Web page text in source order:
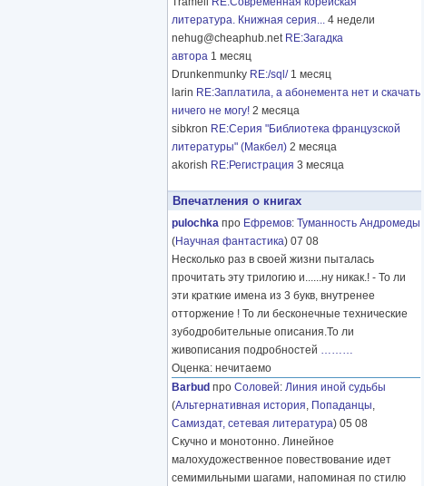
литература. Книжная серия... 4 недели
nehug@cheaphub.net RE:Загадка
автора 1 месяц
Drunkenmunky RE:/sql/ 1 месяц
larin RE:Заплатила, а абонемента нет и скачать
ничего не могу! 2 месяца
sibkron RE:Серия "Библиотека французской
литературы" (Макбел) 2 месяца
akorish RE:Регистрация 3 месяца
Впечатления о книгах
pulochka про Ефремов: Туманность Андромеды
(Научная фантастика) 07 08
Несколько раз в своей жизни пыталась
прочитать эту трилогию и......ну никак.! - То ли
эти краткие имена из 3 букв, внутренее
отторжение ! То ли бесконечные технические
зубодробительные описания.То ли
живописания подробностей ………
Оценка: нечитаемо
Barbud про Соловей: Линия иной судьбы
(Альтернативная история, Попаданцы,
Самиздат, сетевая литература) 05 08
Скучно и монотонно. Линейное
малохудожественное повествование идет
семимильными шагами, напоминая по стилю